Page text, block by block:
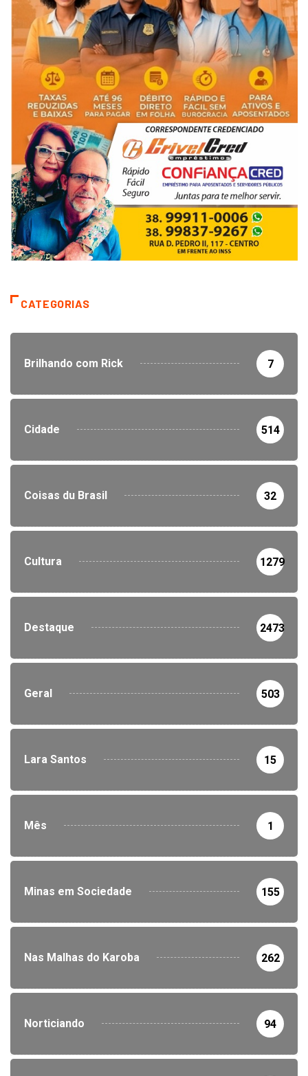
CATEGORIAS
Brilhando com Rick 7
Cidade 514
Coisas du Brasil 32
Cultura 1279
Destaque 2473
Geral 503
Lara Santos 15
Mês 1
Minas em Sociedade 155
Nas Malhas do Karoba 262
Norticiando 94